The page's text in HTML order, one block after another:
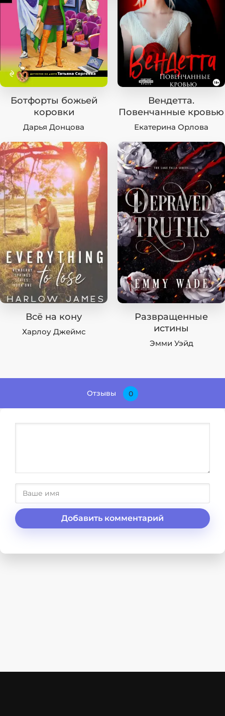
Ботфорты божьей
коровки
Дарья Донцова
Вендетта.
Повенчанные кровью
Екатерина Орлова
Всё на кону
Харлоу Джеймс
Развращенные
истины
Эмми Уэйд
Отзывы 0
Добавить комментарий